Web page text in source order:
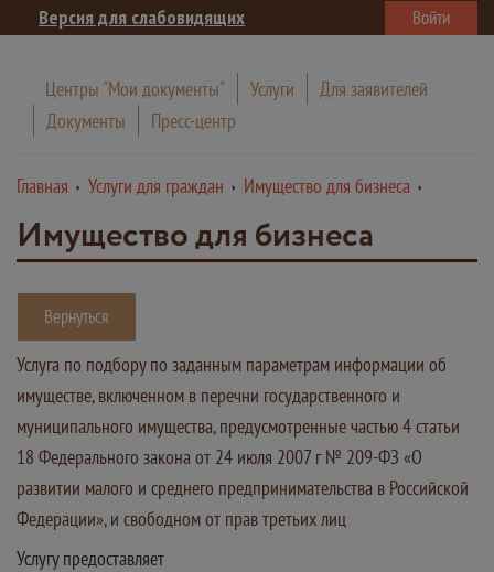
Версия для слабовидящих Войти
Центры "Мои документы" Услуги
Для заявителей
Документы
Пресс-центр
Главная Услуги для граждан Имущество для бизнеса
Имущество для бизнеса
Вернуться
Услуга по подбору по заданным параметрам информации об
имуществе, включенном в перечни государственного и
муниципального имущества, предусмотренные частью 4 статьи
18 Федерального закона от 24 июля 2007 г № 209-ФЗ «О
развитии малого и среднего предпринимательства в Российской
Федерации», и свободном от прав третьих лиц
Услугу предоставляет